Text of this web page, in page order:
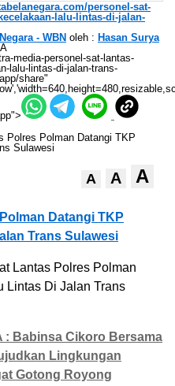
personel-sat-
lalu-lintas-di-jalan-
- WBN oleh : Hasan Surya
media-personel-sat-lantas-
lalu-lintas-di-jalan-trans-
share"
A A A
Datangi TKP
Trans Sulawesi
: Babinsa Cikoro Bersama
Lingkungan
Gotong Royong